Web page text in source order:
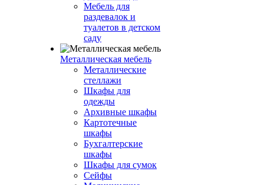
Мебель для
раздевалок и
туалетов в детском
саду
Металлическая мебель
Металлические
стеллажи
Шкафы для
одежды
Архивные шкафы
Картотечные
шкафы
Бухгалтерские
шкафы
Шкафы для сумок
Сейфы